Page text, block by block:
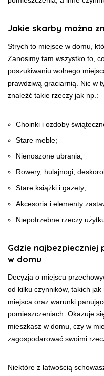
Jakie skarby można
Strych to miejsce w domu,
Zanosimy tam wszystko to,
poszukiwaniu wolnego
prawdziwą graciarnią. Nic w
znaleźć takie rzeczy jak np.:
Choinki i ozdoby
Stare meble;
Nienoszone ubrania;
Rowery, hulajnogi,
Stare książki i gazety;
Akcesoria i elementy
Niepotrzebne rzeczy
Gdzie
w domu
Decyzja o miejscu
od kilku czynników, takich
miejsca oraz warunki
pomieszczeniach. Okazuje
mieszkasz w domu, czy w
zagospodarować swoimi
Niektóre z łatwością